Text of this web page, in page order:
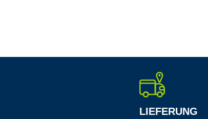
LIEFERUNG